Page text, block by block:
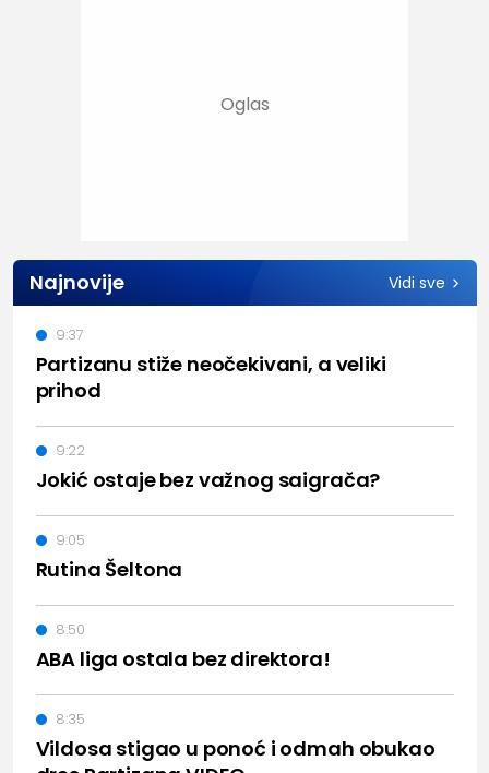
Najnovije Vidi sve
Partizanu stiže neočekivani, a veliki
prihod
9:37
Jokić ostaje bez važnog saigrača?
9:22
Rutina Šeltona
9:05
ABA liga ostala bez direktora!
8:50
Vildosa stigao u ponoć i odmah obukao
8:35